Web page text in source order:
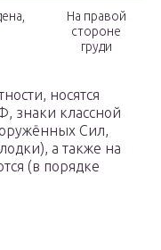
На правой
стороне
груди
носятся
знаки классной
Сил,
а также на
(в порядке